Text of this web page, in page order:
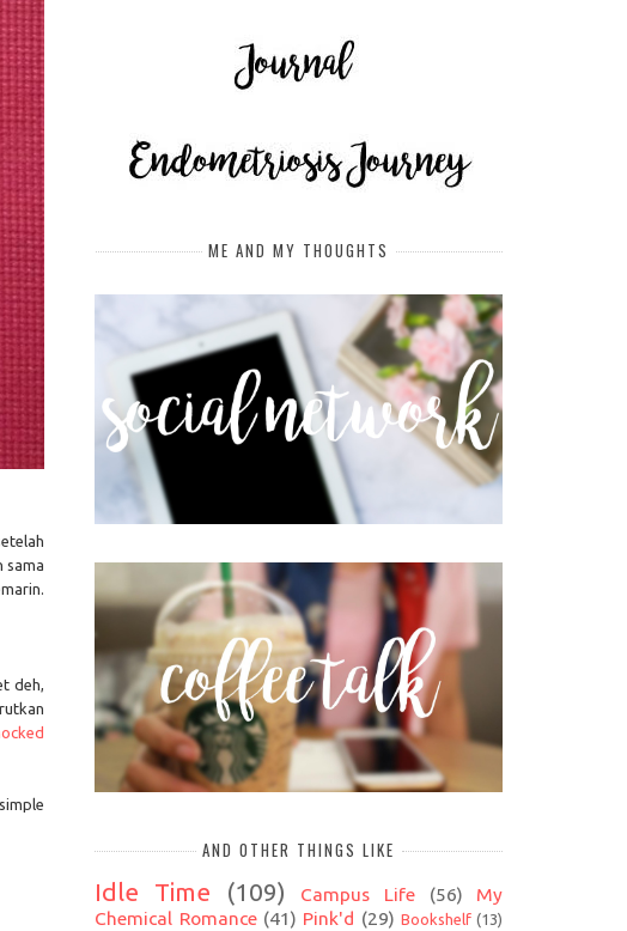
sama
deh,
ME AND MY THOUGHTS
AND OTHER THINGS LIKE
Idle Time (109) Campus Life (56)
My
Chemical Romance (41) Pink'd (29) Bookshelf (13)